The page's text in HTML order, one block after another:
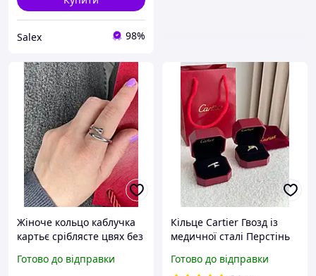
Salex 98%
Жіноче кольцо каблучка
картьє сріблясте цвях без
Готово до відправки
Кільце Cartier Гвозд із
медичної сталі Перстінь
Готово до відправки